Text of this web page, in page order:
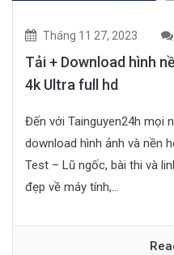
Tháng 11 27, 2023
Tải + Download hình
4k Ultra full hd
Đến với Tainguyen24h mọi
download hình ảnh và nền
Test – Lũ ngốc, bài thi và
đẹp về máy tính,...